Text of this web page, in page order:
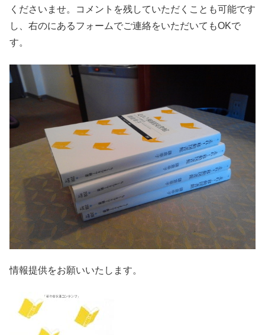
くださいませ。コメントを残していただくことも可能です
し、右のにあるフォームでご連絡をいただいてもOKで
す。
情報提供をお願いいたします。